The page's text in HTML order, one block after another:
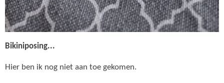
Bikiniposing...
Hier ben ik nog niet aan toe gekomen.